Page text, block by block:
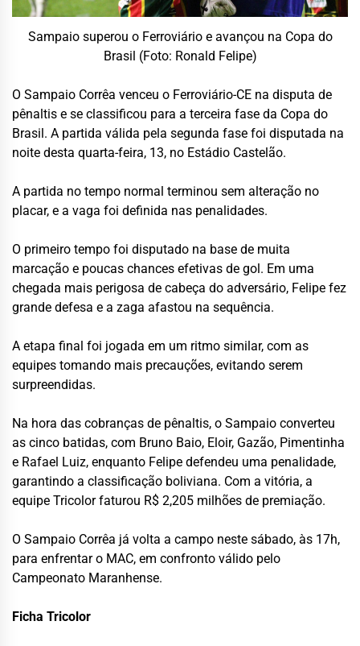
Sampaio superou o Ferroviário e avançou na Copa do
Brasil (Foto: Ronald Felipe)
O Sampaio Corrêa venceu o Ferroviário-CE na disputa de
pênaltis e se classificou para a terceira fase da Copa do
Brasil. A partida válida pela segunda fase foi disputada na
noite desta quarta-feira, 13, no Estádio Castelão.
A partida no tempo normal terminou sem alteração no
placar, e a vaga foi definida nas penalidades.
O primeiro tempo foi disputado na base de muita
marcação e poucas chances efetivas de gol. Em uma
chegada mais perigosa de cabeça do adversário, Felipe fez
grande defesa e a zaga afastou na sequência.
A etapa final foi jogada em um ritmo similar, com as
equipes tomando mais precauções, evitando serem
surpreendidas.
Na hora das cobranças de pênaltis, o Sampaio converteu
as cinco batidas, com Bruno Baio, Eloir, Gazão, Pimentinha
e Rafael Luiz, enquanto Felipe defendeu uma penalidade,
garantindo a classificação boliviana. Com a vitória, a
equipe Tricolor faturou R$ 2,205 milhões de premiação.
O Sampaio Corrêa já volta a campo neste sábado, às 17h,
para enfrentar o MAC, em confronto válido pelo
Campeonato Maranhense.
Ficha Tricolor